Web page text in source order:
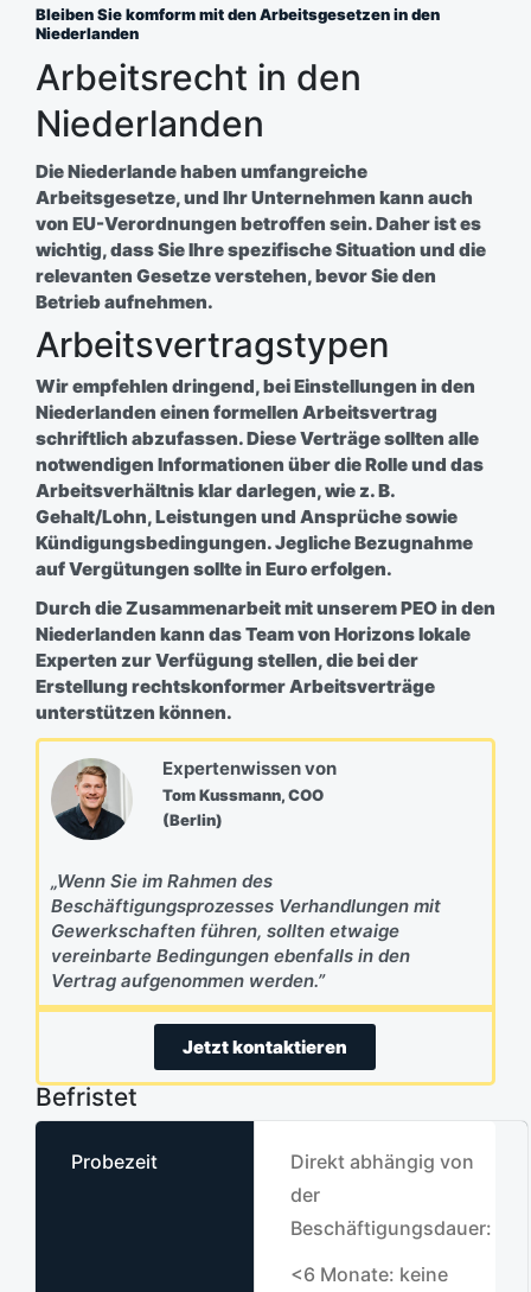
Bleiben Sie komform mit den Arbeitsgesetzen in den
Niederlanden
Arbeitsrecht in den
Niederlanden
Die Niederlande haben umfangreiche
Arbeitsgesetze, und Ihr Unternehmen kann auch
von EU-Verordnungen betroffen sein. Daher ist es
wichtig, dass Sie Ihre spezifische Situation und die
relevanten Gesetze verstehen, bevor Sie den
Betrieb aufnehmen.
Arbeitsvertragstypen
Wir empfehlen dringend, bei Einstellungen in den
Niederlanden einen formellen Arbeitsvertrag
schriftlich abzufassen. Diese Verträge sollten alle
notwendigen Informationen über die Rolle und das
Arbeitsverhältnis klar darlegen, wie z. B.
Gehalt/Lohn, Leistungen und Ansprüche sowie
Kündigungsbedingungen. Jegliche Bezugnahme
auf Vergütungen sollte in Euro erfolgen.
Durch die Zusammenarbeit mit unserem PEO in den
Niederlanden kann das Team von Horizons lokale
Experten zur Verfügung stellen, die bei der
Erstellung rechtskonformer Arbeitsverträge
unterstützen können.
Expertenwissen von
Tom Kussmann, COO
(Berlin)
„Wenn Sie im Rahmen des
Beschäftigungsprozesses Verhandlungen mit
Gewerkschaften führen, sollten etwaige
vereinbarte Bedingungen ebenfalls in den
Vertrag aufgenommen werden.”
Jetzt kontaktieren
Befristet
Probezeit
Direkt abhängig von
der
Beschäftigungsdauer:
<6 Monate: keine